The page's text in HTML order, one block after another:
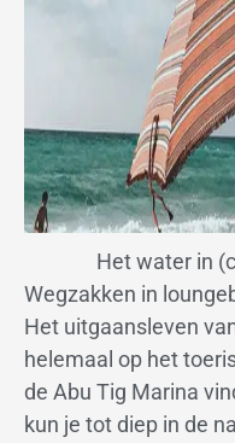
Het water in
Wegzakken in
Het uitgaansleven
helemaal op het
de Abu Tig Marina
kun je tot diep in de